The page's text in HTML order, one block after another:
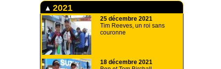
2021
25 décembre 2021
Tim Reeves, un roi sans
couronne
18 décembre 2021